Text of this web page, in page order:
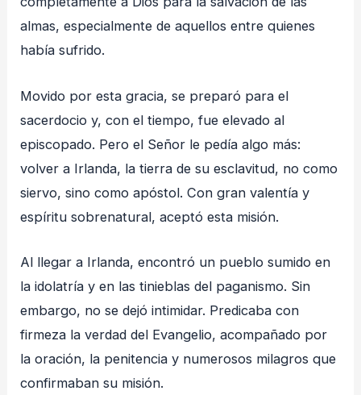
almas, especialmente de aquellos entre quienes
había sufrido.
Movido por esta gracia, se preparó para el
sacerdocio y, con el tiempo, fue elevado al
episcopado. Pero el Señor le pedía algo más:
volver a Irlanda, la tierra de su esclavitud, no como
siervo, sino como apóstol. Con gran valentía y
espíritu sobrenatural, aceptó esta misión.
Al llegar a Irlanda, encontró un pueblo sumido en
la idolatría y en las tinieblas del paganismo. Sin
embargo, no se dejó intimidar. Predicaba con
firmeza la verdad del Evangelio, acompañado por
la oración, la penitencia y numerosos milagros que
confirmaban su misión.